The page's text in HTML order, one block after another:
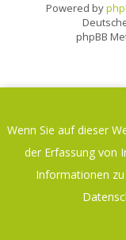
Powered by
phpBB
Wenn Sie auf dieser
der Erfassung von
Informationen